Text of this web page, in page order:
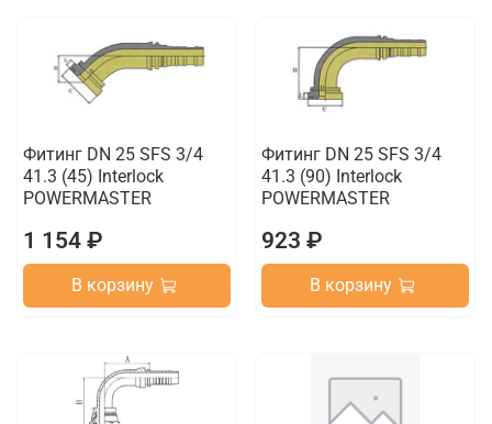
Фитинг DN 25 SFS 3/4
41.3 (45) Interlock
POWERMASTER
1 154 ₽
В корзину
Фитинг DN 25 SFS 3/4
41.3 (90) Interlock
POWERMASTER
923 ₽
В корзину